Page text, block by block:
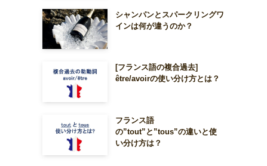
シャンパンとスパークリングワ
インは何が違うのか？
[フランス語の複合過去]
être/avoirの使い分け方とは？
フランス語
の”tout”と”tous”の違いと使
い分け方は？